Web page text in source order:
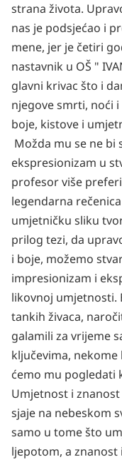
strana života.
nas je podsjećao i
mene, jer je četiri
nastavnik u OŠ "
glavni krivac što i
njegove smrti, noći
boje, kistove i
Možda mu se ne
ekspresionizam u
profesor više
legendarna
umjetničku sliku
prilog tezi, da
i boje, možemo
impresionizam i
likovnoj umjetnosti.
tankih živaca,
galamili za vrijeme
ključevima,
ćemo mu pogledati
Umjetnost i
sjaje na nebeskom
samo u tome što
ljepotom, a znanost